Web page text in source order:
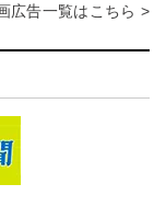
広告一覧はこちら >